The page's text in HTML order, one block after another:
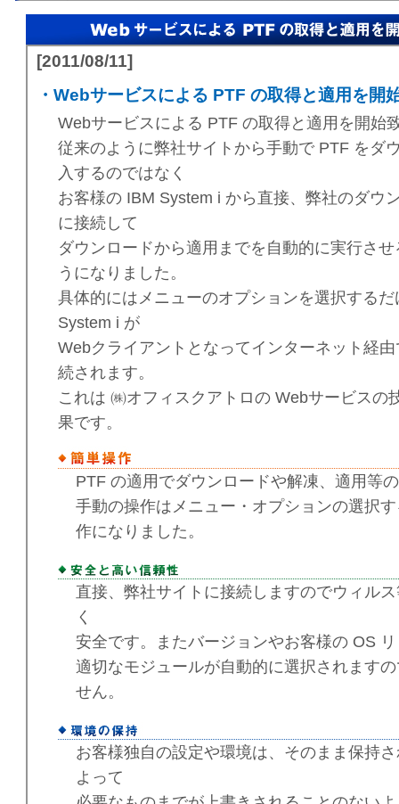
[2011/08/11]
・Webサービスによる PTF の取得と適用を開
Webサービスによる PTF の取得と適用を開始
従来のように弊社サイトから手動で PTF をダ
入するのではなく
お客様の IBM System i から直接、弊社のダウ
に接続して
ダウンロードから適用までを自動的に実行さ
うになりました。
具体的にはメニューのオプションを選択する
System i が
Webクライアントとなってインターネット経
続されます。
これは ㈱オフィスクアトロの Webサービスの
果です。
PTF の適用でダウンロードや解凍、適用等
手動の操作はメニュー・オプションの選択
作になりました。
直接、弊社サイトに接続しますのでウィル
く
安全です。またバージョンやお客様の OS
適切なモジュールが自動的に選択されます
せん。
お客様独自の設定や環境は、そのまま保持
よって